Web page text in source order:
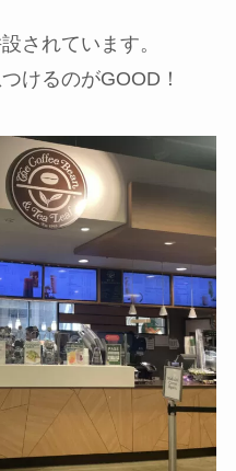
されています。
けるのがGOOD！